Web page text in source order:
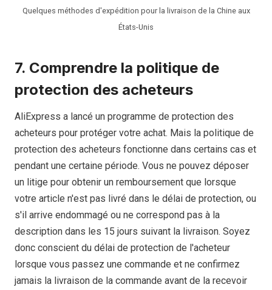
Quelques méthodes d'expédition pour la livraison de la Chine aux
États-Unis
7. Comprendre la politique de
protection des acheteurs
AliExpress a lancé un programme de protection des
acheteurs pour protéger votre achat. Mais la politique de
protection des acheteurs fonctionne dans certains cas et
pendant une certaine période. Vous ne pouvez déposer
un litige pour obtenir un remboursement que lorsque
votre article n'est pas livré dans le délai de protection, ou
s'il arrive endommagé ou ne correspond pas à la
description dans les 15 jours suivant la livraison. Soyez
donc conscient du délai de protection de l'acheteur
lorsque vous passez une commande et ne confirmez
jamais la livraison de la commande avant de la recevoir